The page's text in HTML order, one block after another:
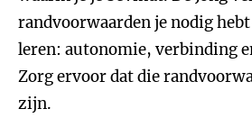
randvoorwaarden je nodig
leren: autonomie, verbinding
Zorg ervoor dat die
zijn.